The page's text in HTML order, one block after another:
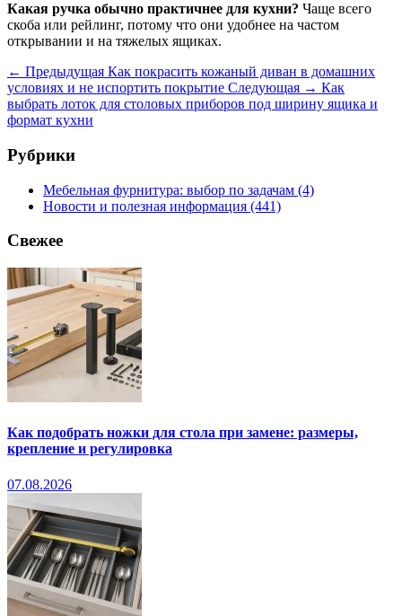
Какая ручка обычно практичнее для кухни? Чаще всего
скоба или рейлинг, потому что они удобнее на частом
открывании и на тяжелых ящиках.
← Предыдущая Как покрасить кожаный диван в домашних
условиях и не испортить покрытие Следующая → Как
выбрать лоток для столовых приборов под ширину ящика и
формат кухни
Рубрики
Мебельная фурнитура: выбор по задачам (4)
Новости и полезная информация (441)
Свежее
Как подобрать ножки для стола при замене: размеры,
крепление и регулировка
07.08.2026